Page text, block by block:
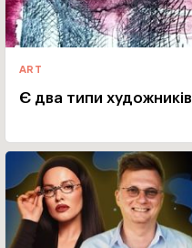
ART
Є два типи художників